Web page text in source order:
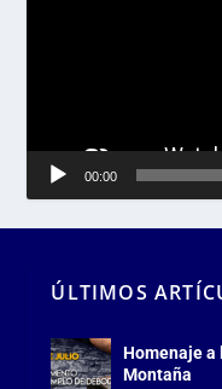
00:00
ÚLTIMOS
Homenaje a
Montaña